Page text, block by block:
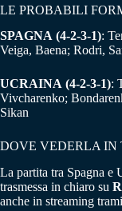
LE PROBABILI
SPAGNA (4-2-3-1):
Veiga, Baena; Rodri,
UCRAINA (4-2-3-1):
Vivcharenko;
Sikan
DOVE VEDERLA IN
La partita tra Spagna e
trasmessa in chiaro su
anche in streaming